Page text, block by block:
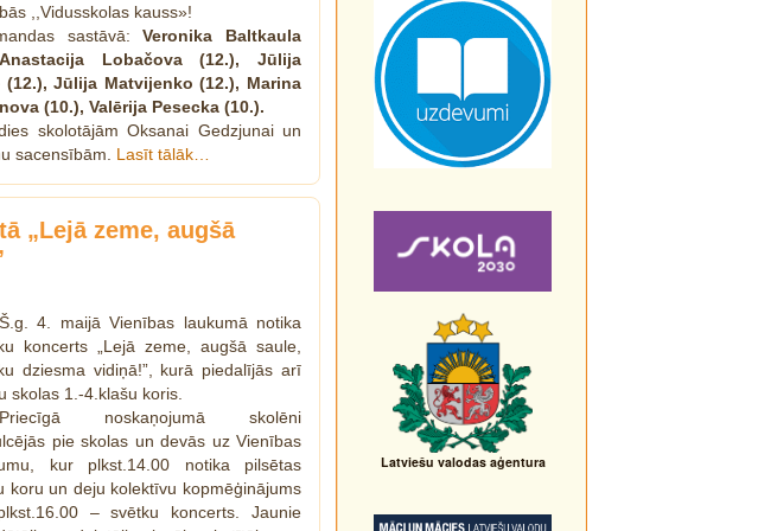
,,Vidusskolas kauss»!
sastāvā:Veronika Baltkaula
Lobačova (12.), Jūlija
(12.), Jūlija Matvijenko (12.), Marina
(10.), Valērija Pesecka (10.).
skolotājām Oksanai Gedzjunai un
sacensībām. Lasīt tālāk…
„Lejā zeme, augšā
Š.g. 4. maijā Vienības laukumā notika
koncerts „Lejā zeme, augšā saule,
dziesma vidiņā!”, kurā piedalījās arī
skolas 1.-4.klašu koris.
Priecīgā noskaņojumā skolēni
pie skolas un devās uz Vienības
kur plkst.14.00 notika pilsētas
koru un deju kolektīvu kopmēģinājums
– svētku koncerts. Jaunie
Latviešu valodas aģentura